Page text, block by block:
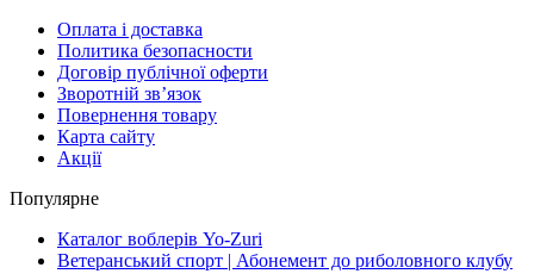
Оплата і доставка
Политика безопасности
Договір публічної оферти
Зворотній зв’язок
Повернення товару
Карта сайту
Акції
Популярне
Каталог воблерів Yo-Zuri
Ветеранський спорт | Абонемент до риболовного клубу